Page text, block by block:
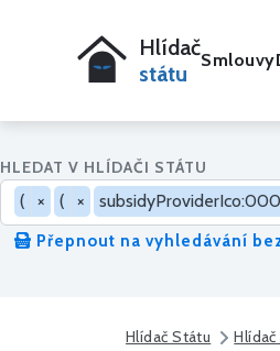
Hlídač
státu
Smlouvy
HLEDAT V HLÍDAČI STÁTU
( × ( ×
Přepnout na vyhledávání
Hlídač Státu